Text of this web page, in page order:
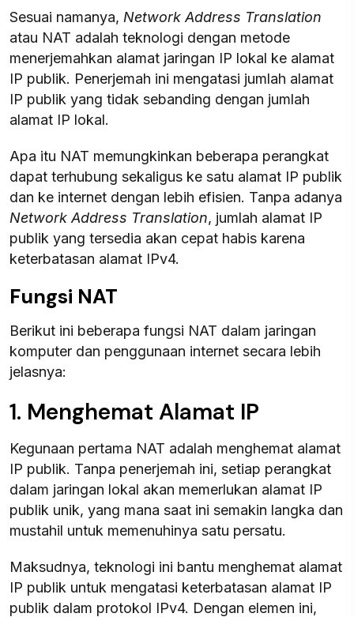
Sesuai namanya, Network Address Translation
atau NAT adalah teknologi dengan metode
menerjemahkan alamat jaringan IP lokal ke alamat
IP publik. Penerjemah ini mengatasi jumlah alamat
IP publik yang tidak sebanding dengan jumlah
alamat IP lokal.
Apa itu NAT memungkinkan beberapa perangkat
dapat terhubung sekaligus ke satu alamat IP publik
dan ke internet dengan lebih efisien. Tanpa adanya
Network Address Translation, jumlah alamat IP
publik yang tersedia akan cepat habis karena
keterbatasan alamat IPv4.
Fungsi NAT
Berikut ini beberapa fungsi NAT dalam jaringan
komputer dan penggunaan internet secara lebih
jelasnya:
1. Menghemat Alamat IP
Kegunaan pertama NAT adalah menghemat alamat
IP publik. Tanpa penerjemah ini, setiap perangkat
dalam jaringan lokal akan memerlukan alamat IP
publik unik, yang mana saat ini semakin langka dan
mustahil untuk memenuhinya satu persatu.
Maksudnya, teknologi ini bantu menghemat alamat
IP publik untuk mengatasi keterbatasan alamat IP
publik dalam protokol IPv4. Dengan elemen ini,